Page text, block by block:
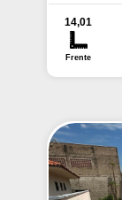
14,01
Frente